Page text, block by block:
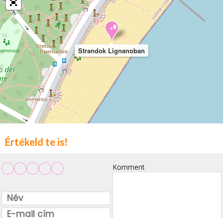
Strandok Lignanoban
Értékeld te is!
Komment